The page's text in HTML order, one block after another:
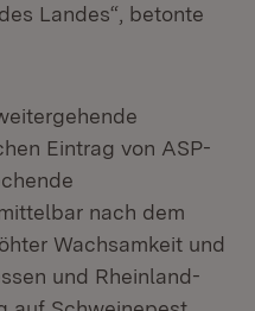
Landes“, betonte
Eintrag von ASP-
nach dem
Wachsamkeit und
und Rheinland-